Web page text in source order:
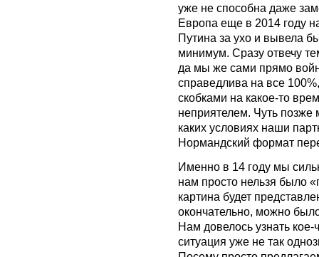
уже не способна даже
Европа еще в 2014 году
Путина за ухо и вывела
минимум. Сразу отвечу
да мы же сами прямо
справедлива на все
скобками на какое-то
неприятелем. Чуть позже
каких условиях наши
Нормандский формат
Именно в 14 году мы
нам просто нельзя было
картина будет
окончательно, можно
Нам довелось узнать
ситуация уже не так